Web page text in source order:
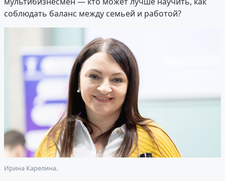
соблюдать баланс между семьей и работой?
Ирина Карелина.